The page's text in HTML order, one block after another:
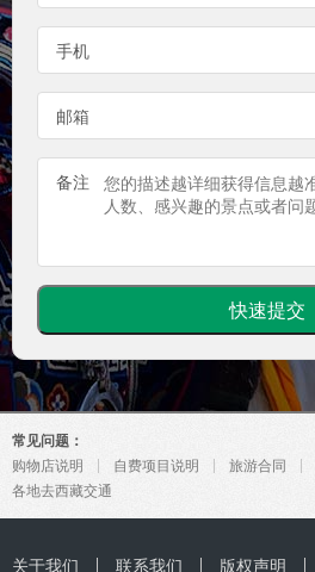
手机
邮箱
备注
常见问题：
购物店说明
自费项目说明 旅游合同
各地去西藏交通
关于我们 联系我们 版权声明